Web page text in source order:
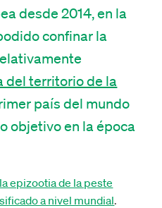
desde 2014, en la
confinar la
del territorio de la
país del mundo
objetivo en la época
la epizootia de la peste
a nivel mundial.